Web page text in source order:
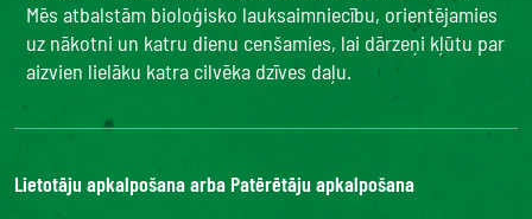
Mēs atbalstām bioloģisko lauksaimniecību, orientējamies
uz nākotni un katru dienu cenšamies, lai dārzeņi kļūtu par
aizvien lielāku katra cilvēka dzīves daļu.
Lietotāju apkalpošana arba Patērētāju apkalpošana